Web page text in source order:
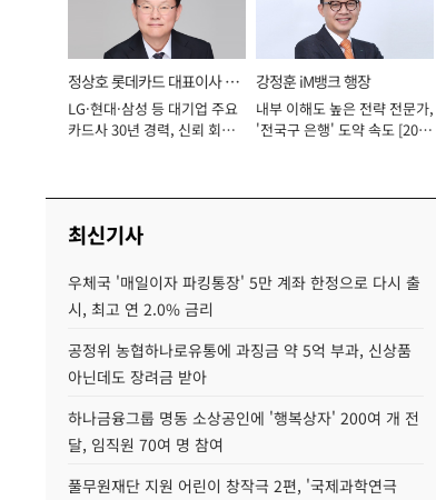
정상호 롯데카드 대표이사 사
장
LG·현대·삼성 등 대기업 주요
카드사 30년 경력, 신뢰 회복
강정훈 iM뱅크 행장
내부 이해도 높은 전략 전문가,
'전국구 은행' 도약 속도 [2026
최신기사
우체국 '매일이자 파킹통장' 5만 계좌 한정으로 다시 출
시, 최고 연 2.0% 금리
공정위 농협하나로유통에 과징금 약 5억 부과, 신상품
아닌데도 장려금 받아
하나금융그룹 명동 소상공인에 '행복상자' 200여 개 전
달, 임직원 70여 명 참여
풀무원재단 지원 어린이 창작극 2편, '국제과학연극